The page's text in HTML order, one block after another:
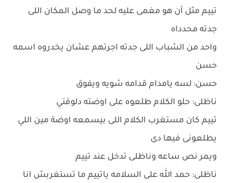
تييم مثل أن هو مغمى عليه لحد ما وصل المكان اللى
جدته محدداه
واحد من الشباب اللى جدته اجرتهم عشان يخدروه اسمه
حسن
حسن: لسه يامدام قدامه شويه ويفوق
ناظلى: حلو الكلام طلعوه على اوضته دلوقتي
تييم كان مستغرب الكلام اللى بيسمعه اوضة مين اللي
يطلعونى فيها دى
ويمر نص ساعه وناظلى تدخل عند تييم
ناظلى: حمد الله على السلامه ياتييم ما تستغربش انا